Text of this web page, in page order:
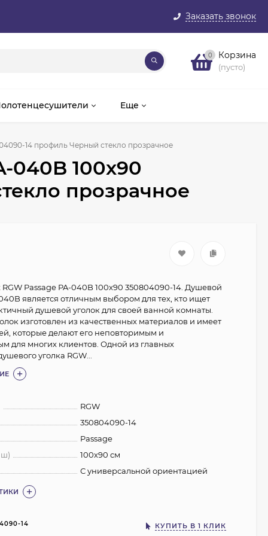
Заказать звонок
0 Корзина
(пусто)
Еще
14 профиль Черный стекло прозрачное
040B 100x90
прозрачное
Passage PA-040B 100x90 350804090-14. Душевой
является отличным выбором для тех, кто ищет
душевой уголок для своей ванной комнаты.
изготовлен из качественных материалов и имеет
которые делают его неповторимым и
для многих клиентов. Одной из главных
уголка RGW...
RGW
350804090-14
Passage
ш)
100х90 см
С универсальной ориентацией
14 КУПИТЬ В 1 КЛИК